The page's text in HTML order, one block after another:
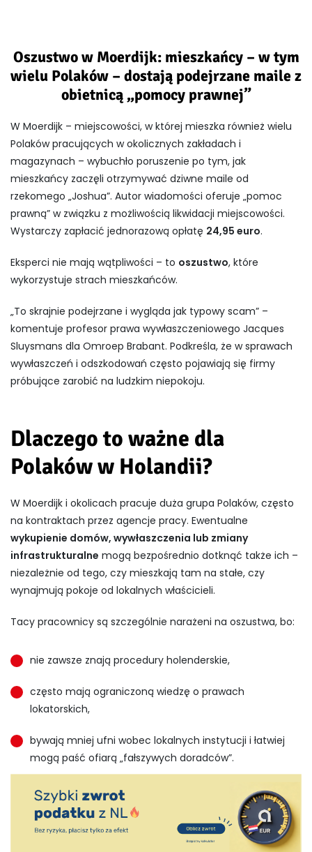
Oszustwo w Moerdijk: mieszkańcy – w tym
wielu Polaków – dostają podejrzane maile z
obietnicą „pomocy prawnej”
W Moerdijk – miejscowości, w której mieszka również wielu
Polaków pracujących w okolicznych zakładach i
magazynach – wybuchło poruszenie po tym, jak
mieszkańcy zaczęli otrzymywać dziwne maile od
rzekomego „Joshua”. Autor wiadomości oferuje „pomoc
prawną” w związku z możliwością likwidacji miejscowości.
Wystarczy zapłacić jednorazową opłatę 24,95 euro.
Eksperci nie mają wątpliwości – to oszustwo, które
wykorzystuje strach mieszkańców.
„To skrajnie podejrzane i wygląda jak typowy scam” –
komentuje profesor prawa wywłaszczeniowego Jacques
Sluysmans dla Omroep Brabant. Podkreśla, że w sprawach
wywłaszczeń i odszkodowań często pojawiają się firmy
próbujące zarobić na ludzkim niepokoju.
Dlaczego to ważne dla
Polaków w Holandii?
W Moerdijk i okolicach pracuje duża grupa Polaków, często
na kontraktach przez agencje pracy. Ewentualne
wykupienie domów, wywłaszczenia lub zmiany
infrastrukturalne mogą bezpośrednio dotknąć także ich –
niezależnie od tego, czy mieszkają tam na stałe, czy
wynajmują pokoje od lokalnych właścicieli.
Tacy pracownicy są szczególnie narażeni na oszustwa, bo:
nie zawsze znają procedury holenderskie,
często mają ograniczoną wiedzę o prawach
lokatorskich,
bywają mniej ufni wobec lokalnych instytucji i łatwiej
mogą paść ofiarą „fałszywych doradców”.